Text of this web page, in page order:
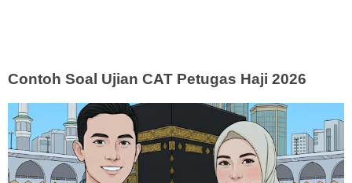
Contoh Soal Ujian CAT Petugas Haji 2026